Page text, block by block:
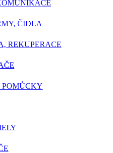
ČIDLA
REKUPERACE